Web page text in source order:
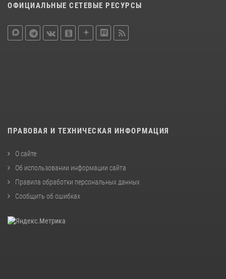
ОФИЦИАЛЬНЫЕ СЕТЕВЫЕ РЕСУРСЫ
ПРАВОВАЯ И ТЕХНИЧЕСКАЯ ИНФОРМАЦИЯ
О сайте
Об использовании информации сайта
Правила обработки персональных данных
Сообщить об ошибках